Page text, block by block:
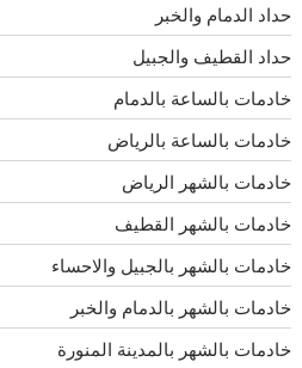
حداد الدمام والخبر
حداد القطيف والجبيل
خادمات بالساعة بالدمام
خادمات بالساعة بالرياض
خادمات بالشهر الرياض
خادمات بالشهر القطيف
خادمات بالشهر بالجبيل والاحساء
خادمات بالشهر بالدمام والخبر
خادمات بالشهر بالمدينة المنورة